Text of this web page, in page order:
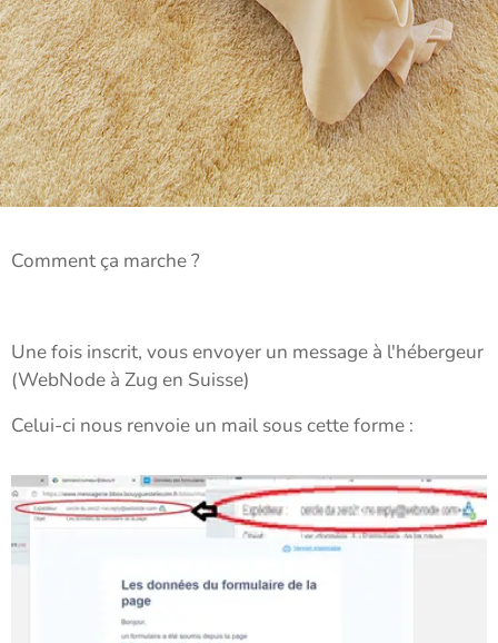
Comment ça marche ?
Une fois inscrit, vous envoyer un message à l'hébergeur
(WebNode à Zug en Suisse)
Celui-ci nous renvoie un mail sous cette forme :